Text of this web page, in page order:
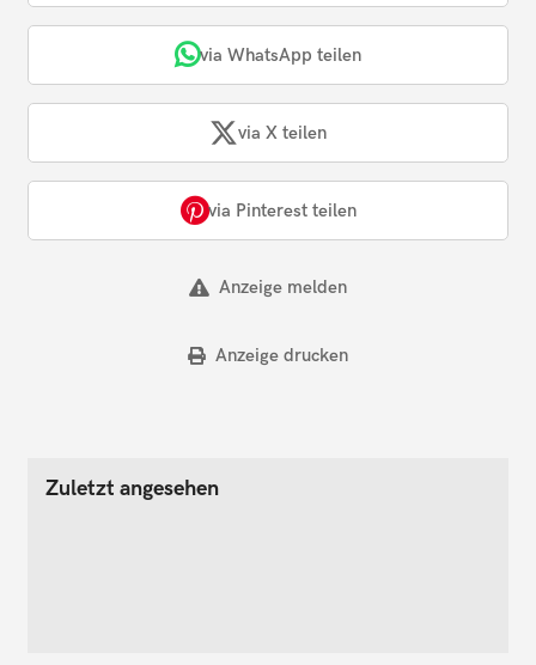
via WhatsApp teilen
via X teilen
via Pinterest teilen
Anzeige melden
Anzeige drucken
Zuletzt angesehen